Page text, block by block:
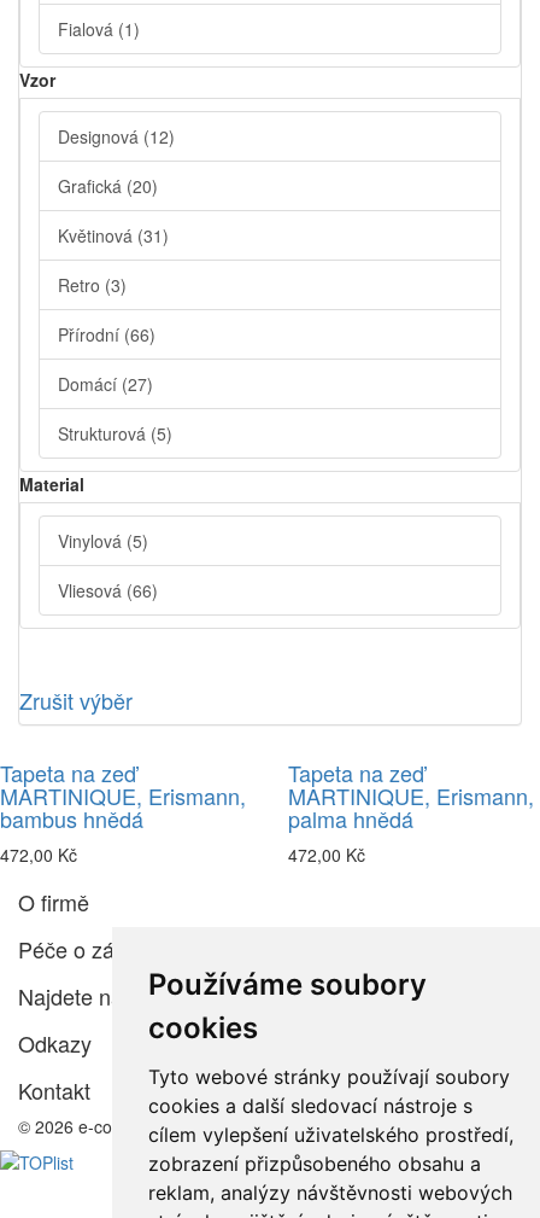
Používáme soubory
cookies
Tyto webové stránky používají soubory
cookies a další sledovací nástroje s
cílem vylepšení uživatelského prostředí,
zobrazení přizpůsobeného obsahu a
reklam, analýzy návštěvnosti webových
Fialová (1)
Vzor
Designová (12)
Grafická (20)
Květinová (31)
Retro (3)
Přírodní (66)
Domácí (27)
Strukturová (5)
Material
Vinylová (5)
Vliesová (66)
Zrušit výběr
Tapeta na zeď
MARTINIQUE, Erismann,
bambus hnědá
472,00 Kč
Tapeta na zeď
MARTINIQUE, Erismann,
palma hnědá
472,00 Kč
O firmě
Péče o zákazníka
Najdete nás
Odkazy
Kontakt
© 2026 e-color.cz